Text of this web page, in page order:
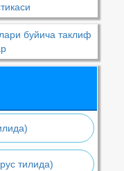
буйича таклиф
тилида)